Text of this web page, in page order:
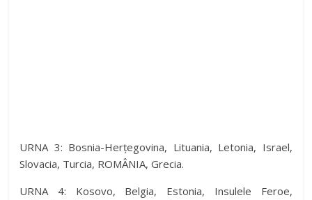
URNA 3: Bosnia-Herțegovina, Lituania, Letonia, Israel,
Slovacia, Turcia, ROMÂNIA, Grecia.
URNA 4: Kosovo, Belgia, Estonia, Insulele Feroe,